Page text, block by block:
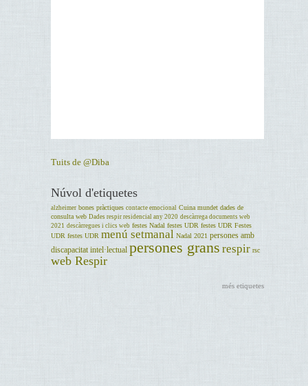
Tuits de @Diba
Núvol d'etiquetes
alzheimer bones pràctiques contacte emocional Cuina mundet dades de
consulta web Dades respir residencial any 2020 descàrrega documents web
2021 descàrregues i clics web festes Nadal festes UDR festes UDR Festes
UDR festes UDR menú setmanal Nadal 2021 persones amb
discapacitat intel·lectual persones grans respir rsc
web Respir
més etiquetes